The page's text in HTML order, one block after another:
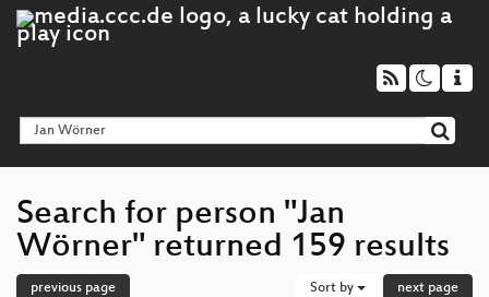
Search for person "Jan
Wörner" returned 159 results
previous page Sort by next page